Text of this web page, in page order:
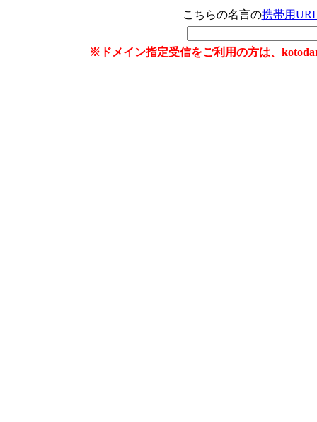
こちらの名言の携帯用
※ドメイン指定受信をご利用の方は、